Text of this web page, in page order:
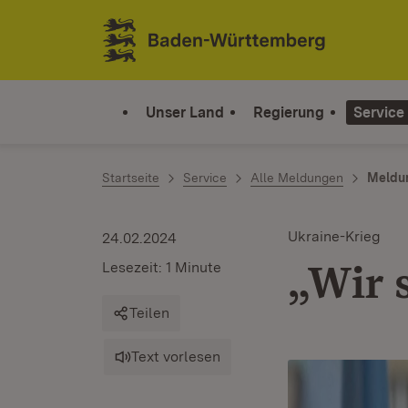
Zum Inhalt springen
Link zur Startseite
Unser Land Regierung Service
Startseite Service Alle Meldungen
Ukraine-Krieg
„Wir
24.02.2024
Lesezeit: 1 Minute
Teilen
Text vorlesen